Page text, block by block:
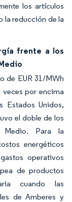
los artículos
la reducción de la
frente a los
de EUR 31/MWh
veces por encima
Estados Unidos,
el doble de los
Medio. Para la
energéticos
operativos
de productos
cuando las
de Amberes y